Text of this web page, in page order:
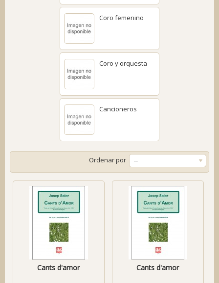
Coro femenino
Coro y orquesta
Cancioneros
Ordenar por --
Cants d'amor Cants d'amor